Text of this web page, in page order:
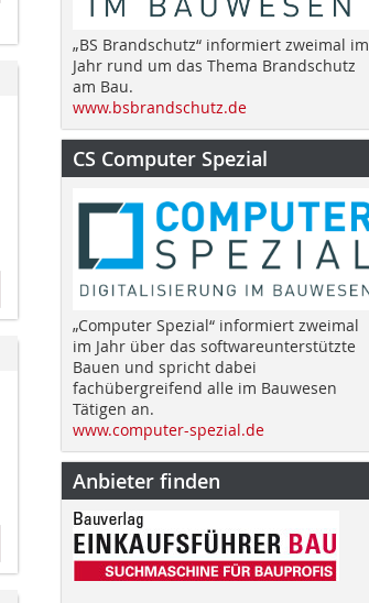
„BS Brandschutz“ informiert zweimal im
Jahr rund um das Thema Brandschutz
am Bau.
www.bsbrandschutz.de
CS Computer Spezial
„Computer Spezial“ informiert zweimal
im Jahr über das softwareunterstützte
Bauen und spricht dabei
fachübergreifend alle im Bauwesen
Tätigen an.
www.computer-spezial.de
Anbieter finden